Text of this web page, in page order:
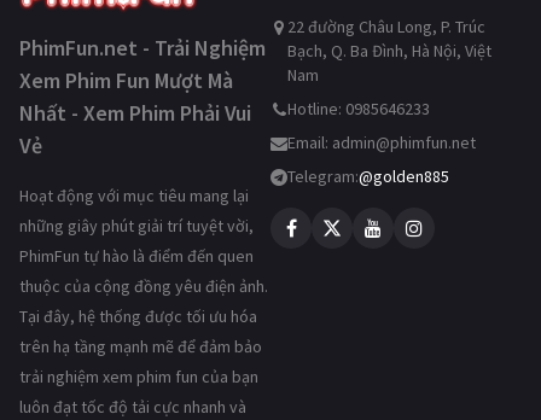
PhimFun.net - Trải Nghiệm
Xem Phim Fun Mượt Mà
Nhất - Xem Phim Phải Vui
Vẻ
Hoạt động với mục tiêu mang lại
những giây phút giải trí tuyệt vời,
PhimFun tự hào là điểm đến quen
thuộc của cộng đồng yêu điện ảnh.
Tại đây, hệ thống được tối ưu hóa
trên hạ tầng mạnh mẽ để đảm bảo
trải nghiệm xem phim fun của bạn
luôn đạt tốc độ tải cực nhanh và
22 đường Châu Long, P. Trúc
Bạch, Q. Ba Đình, Hà Nội, Việt
Nam
Hotline: 0985646233
Email: admin@phimfun.net
Telegram:@golden885